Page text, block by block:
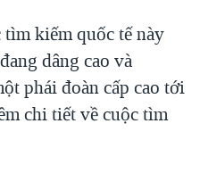
kiếm quốc tế này
dâng cao và
phái đoàn cấp cao tới
chi tiết về cuộc tìm